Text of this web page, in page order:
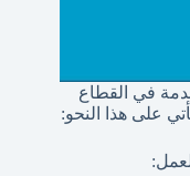
في القطاع
على هذا النحو: